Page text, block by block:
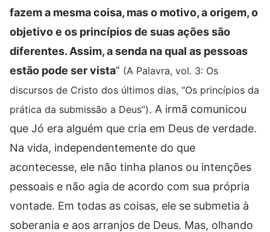
fazem a mesma coisa, mas o motivo, a origem, o
objetivo e os princípios de suas ações são
diferentes. Assim, a senda na qual as pessoas
estão pode ser vista” (A Palavra, vol. 3: Os
discursos de Cristo dos últimos dias, “Os princípios da
prática da submissão a Deus”). A irmã comunicou
que Jó era alguém que cria em Deus de verdade.
Na vida, independentemente do que
acontecesse, ele não tinha planos ou intenções
pessoais e não agia de acordo com sua própria
vontade. Em todas as coisas, ele se submetia à
soberania e aos arranjos de Deus. Mas, olhando